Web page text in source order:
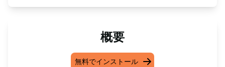
概要
無料でインストール